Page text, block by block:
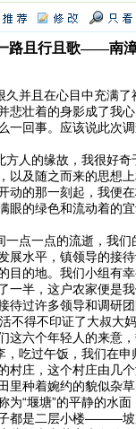
路且行且歌——南
并且在心目中充满了
悲壮着的身影成了我
一回事。应该说此次
人的缘故，我很好奇
以及随之而来的思想
动的那一刻起，我便
眼的绿色和流动着的
点一点的流逝，我们
展水平，镇领导的接
目的地。我们小组有
一半，这户农家便是
待过许多领导和调研
不得不印证了大叔大
这六个年轻人的来意
吃过午饭，我们在申
村庄，这个村庄由几
里种着婉约的貌似杂
为“堰塘”的平静的水
都是二层小楼———坡